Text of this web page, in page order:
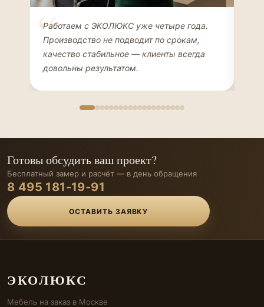
Елена Соколова
ДИЗАЙНЕР ИНТЕРЬЕРОВ
Работаем с ЭКОЛЮКС уже четыре года.
Производство не подводит по срокам,
качество стабильное — клиенты всегда
довольны результатом.
Готовы обсудить ваш проект?
Бесплатный замер и расчёт — в день обращения
8 495 181-19-91
ОСТАВИТЬ ЗАЯВКУ
ЭКОЛЮКС
Мебель на заказ в Москве